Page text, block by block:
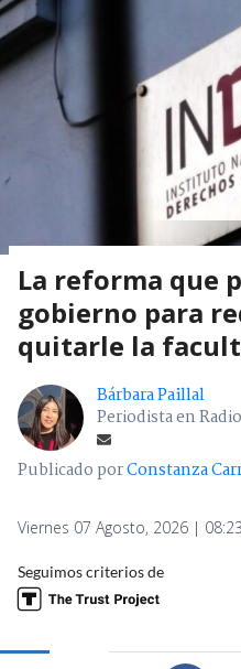
La reforma que
gobierno para
quitarle la
Bárbara Paillal
Periodista en
Publicado porConstanza
Viernes 07 Agosto, 2026 | 08:23
Seguimos criterios de